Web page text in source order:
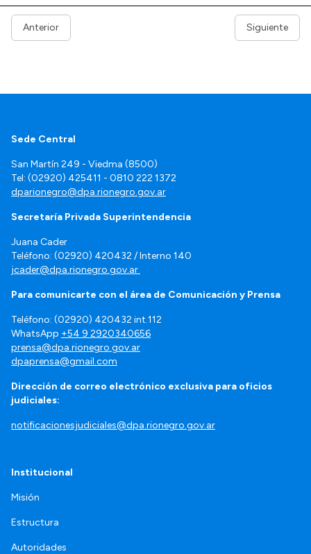
Anterior Siguiente
Sede Central
San Martín 249 - Viedma (8500)
Tel: (02920) 425411 - 0810 222 1372
dparionegro@dpa.rionegro.gov.ar
Secretaría Privada Superintendencia
Juana Cader
Teléfono: (02920) 420432 / Interno 140
jcader@dpa.rionegro.gov.ar
Para comunicarte con el área de Comunicación y Prensa
Teléfono: (02920) 420432 int.112
WhatsApp +54 9 2920340656
prensa@dpa.rionegro.gov.ar
dpaprensa@gmail.com
Dirección de correo electrónico exclusiva para oficios
judiciales:
notificacionesjudiciales@dpa.rionegro.gov.ar
Institucional
Misión
Estructura
Autoridades